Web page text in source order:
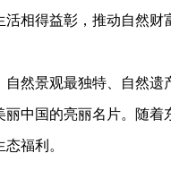
相得益彰，推动自然财
然景观最独特、自然遗
中国的亮丽名片。随着
福利。